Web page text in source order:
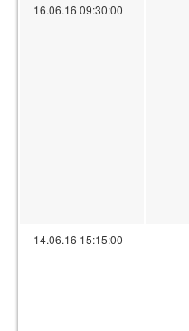
16.06.16 09:30:00
14.06.16 15:15:00